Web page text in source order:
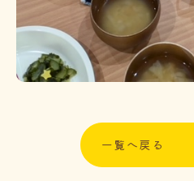
一覧へ戻る